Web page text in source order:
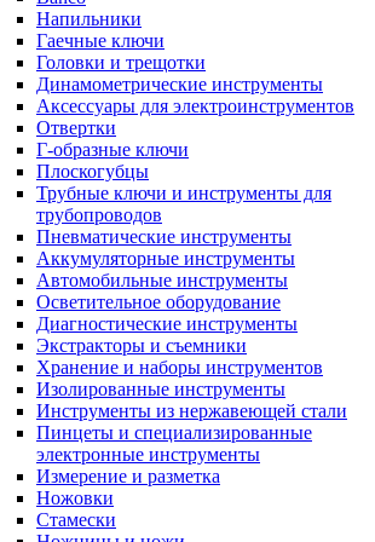
Напильники
Гаечные ключи
Головки и трещотки
Динамометрические инструменты
Аксессуары для электроинструментов
Отвертки
Г-образные ключи
Плоскогубцы
Трубные ключи и инструменты для
трубопроводов
Пневматические инструменты
Аккумуляторные инструменты
Автомобильные инструменты
Осветительное оборудование
Диагностические инструменты
Экстракторы и съемники
Хранение и наборы инструментов
Изолированные инструменты
Инструменты из нержавеющей стали
Пинцеты и специализированные
электронные инструменты
Измерение и разметка
Ножовки
Стамески